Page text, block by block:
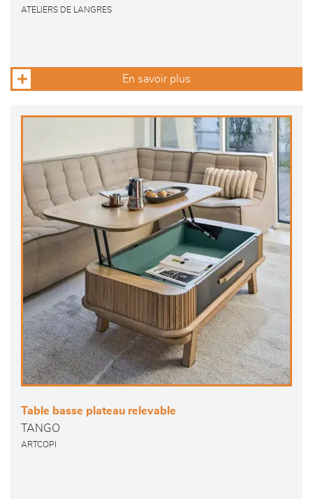
ATELIERS DE LANGRES
En savoir plus
Table basse plateau relevable
TANGO
ARTCOPI